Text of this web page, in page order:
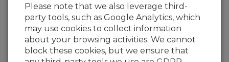
Please note that we also leverage third-
party tools, such as Google Analytics, which
may use cookies to collect information
about your browsing activities. We cannot
block these cookies, but we ensure that